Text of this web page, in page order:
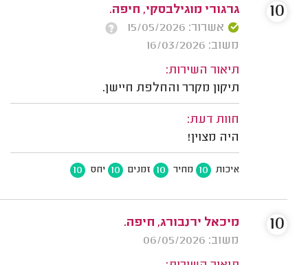
גרגורי מוגילבסקי, חיפה.
אשרור: 15/05/2026
משוב: 16/03/2026
תיאור השירות:
תיקון מקרר והחלפת חיישן.
חוות דעת:
היה מצוין!
איכות 10 מחיר 10 זמנים 10 יחס 10
10
מיכאל ירנבורג, חיפה.
משוב: 06/05/2026
10